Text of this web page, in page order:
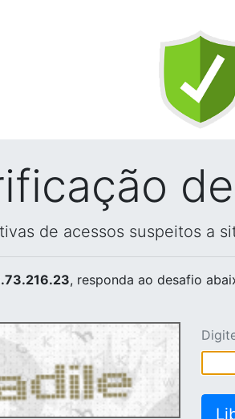
de acessos suspeitos a
, responda ao desafio